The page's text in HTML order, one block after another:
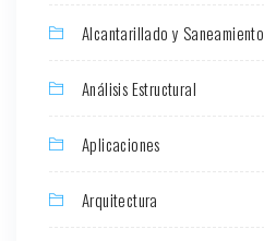
Alcantarillado y Saneamiento
Análisis Estructural
Aplicaciones
Arquitectura